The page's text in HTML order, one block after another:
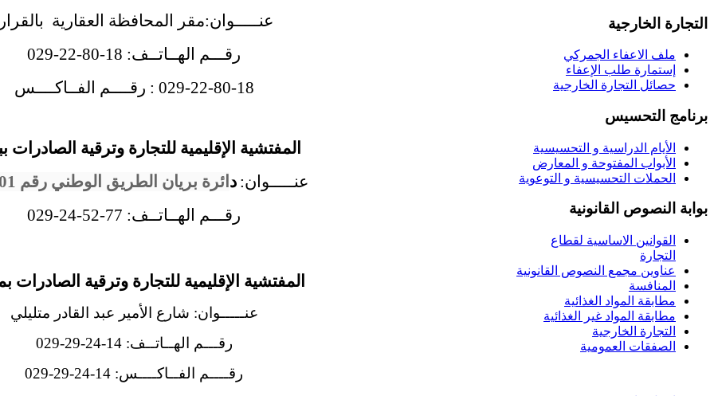
عنـــــوان:مقر المحافظة العقارية
رقـــم الهــاتــف: 18-80-22-029
029-22-80-18 : رقــــم الفــاكــــس
المفتشية الإقليمية للتجارة وترقية الصادرات
عنـــــوان: د ائرة بريان الطريق الوطني رقم 01 بريان
رقـــم الهــاتــف: 77-52-24-029
المفتشية الإقليمية للتجارة وترقية الصادرات
عنـــــوان: شارع الأمير عبد القادر متليلي
رقـــم الهــاتــف: 14-24-29-029
رقــــم الفــاكــــس: 14-24-29-029
التجارة الخارجية
ملف الاعفاء الجمركي
إستمارة طلب الإعفاء
حصائل التجارة الخارجية
برنامج التحسيس
الأيام الدراسية و التحسيسية
الأبواب المفتوحة و المعارض
الحملات التحسيسية و التوعوية
بوابة النصوص القانونية
القوانين الاساسية لقطاع
التجارة
عناوين مجمع النصوص القانونية
المنافسة
مطابقة المواد الغذائية
مطابقة المواد غير الغذائية
التجارة الخارجية
الصفقات العمومية